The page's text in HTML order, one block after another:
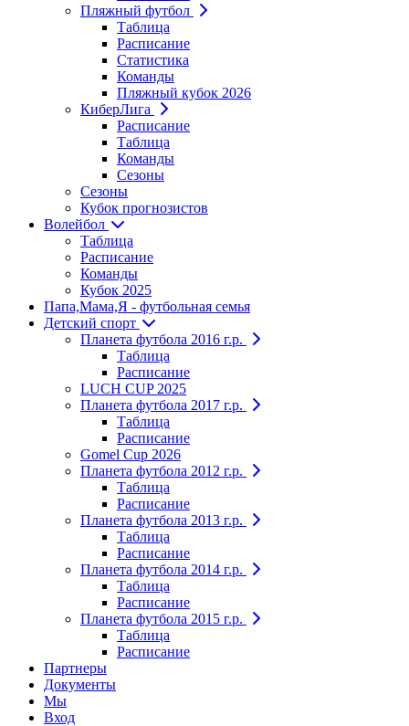
Пляжный футбол
Таблица
Расписание
Статистика
Команды
Пляжный кубок 2026
КиберЛига
Расписание
Таблица
Команды
Сезоны
Сезоны
Кубок прогнозистов
Волейбол
Таблица
Расписание
Команды
Кубок 2025
Папа,Мама,Я - футбольная семья
Детский спорт
Планета футбола 2016 г.р.
Таблица
Расписание
LUCH CUP 2025
Планета футбола 2017 г.р.
Таблица
Расписание
Gomel Cup 2026
Планета футбола 2012 г.р.
Таблица
Расписание
Планета футбола 2013 г.р.
Таблица
Расписание
Планета футбола 2014 г.р.
Таблица
Расписание
Планета футбола 2015 г.р.
Таблица
Расписание
Партнеры
Документы
Мы
Вход